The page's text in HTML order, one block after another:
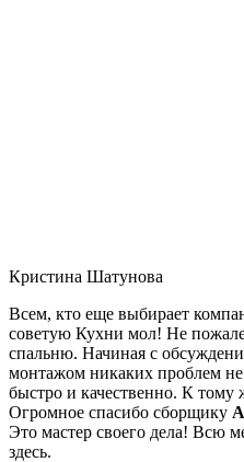
Кристина Шатунова
Всем, кто еще выбирает
советую Кухни мол! Не
спальню. Начиная с
монтажом никаких проблем
быстро и качественно. К тому
Огромное спасибо сборщику
Это мастер своего дела! Всю
здесь.